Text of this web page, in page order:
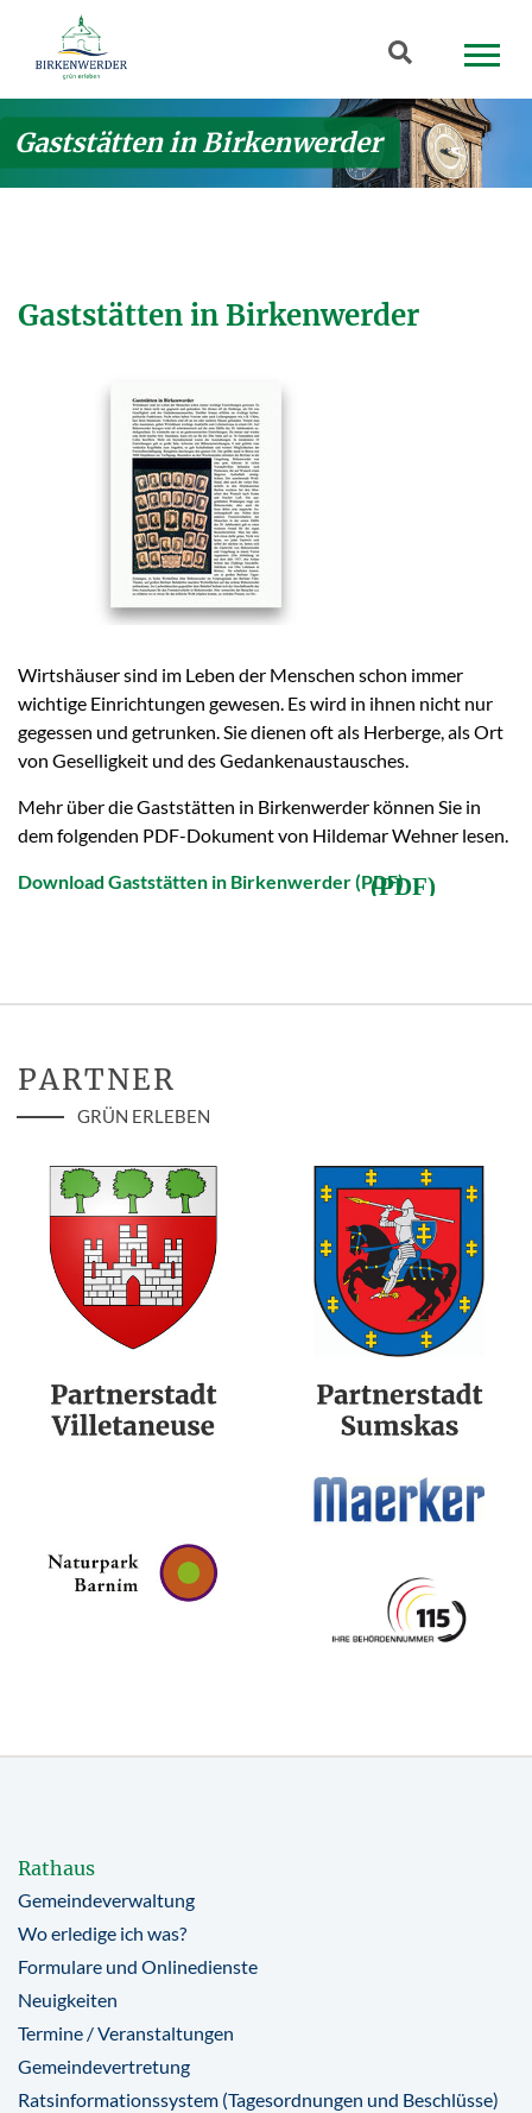
Zum Hauptinhalt springen
Suchbegriff
Gaststätten in Birkenwerder
Gaststätten in Birkenwerder
Wirtshäuser sind im Leben der Menschen schon immer
wichtige Einrichtungen gewesen. Es wird in ihnen nicht nur
gegessen und getrunken. Sie dienen oft als Herberge, als Ort
von Geselligkeit und des Gedankenaustausches.
Mehr über die Gaststätten in Birkenwerder können Sie in
dem folgenden PDF-Dokument von Hildemar Wehner lesen.
Download Gaststätten in Birkenwerder (PDF)
PARTNER
GRÜN ERLEBEN
Rathaus
Gemeindeverwaltung
Wo erledige ich was?
Formulare und Onlinedienste
Neuigkeiten
Termine / Veranstaltungen
Gemeindevertretung
Ratsinformationssystem (Tagesordnungen und Beschlüsse)